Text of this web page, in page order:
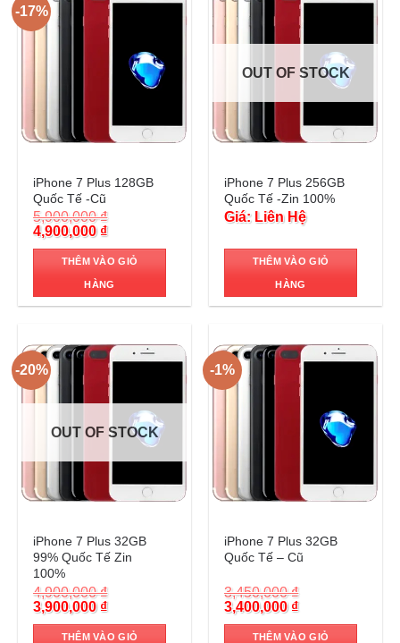
-17%
iPhone 7 Plus 128GB
Quốc Tế -Cũ
5,900,000₫
Original
price
was:
4,900,000 ₫Current
is:
THÊM VÀO GIỎ
HÀNG
OUT OF STOCK
iPhone 7 Plus 256GB
Quốc Tế -Zin 100%
Giá: Liên Hệ
THÊM VÀO GIỎ
HÀNG
-20%
OUT OF STOCK
iPhone 7 Plus 32GB
99% Quốc Tế Zin
100%
4,900,000₫
Original
price
was:
3,900,000 ₫Current
is:
THÊM VÀO GIỎ
-1%
iPhone 7 Plus 32GB
Quốc Tế – Cũ
3,450,000₫
Original
price
was:
3,400,000 ₫Current
is:
THÊM VÀO GIỎ